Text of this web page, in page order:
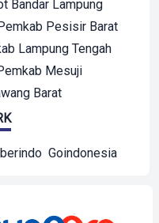
Bandar Lampung
Pesisir Barat
Lampung Tengah
Mesuji
Barat
Goindonesia